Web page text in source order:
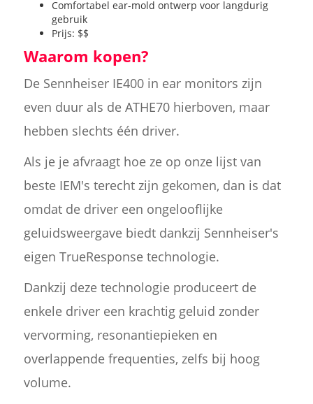
Comfortabel ear-mold ontwerp voor langdurig
gebruik
Prijs: $$
Waarom kopen?
De Sennheiser IE400 in ear monitors zijn
even duur als de ATHE70 hierboven, maar
hebben slechts één driver.
Als je je afvraagt hoe ze op onze lijst van
beste IEM's terecht zijn gekomen, dan is dat
omdat de driver een ongelooflijke
geluidsweergave biedt dankzij Sennheiser's
eigen TrueResponse technologie.
Dankzij deze technologie produceert de
enkele driver een krachtig geluid zonder
vervorming, resonantiepieken en
overlappende frequenties, zelfs bij hoog
volume.